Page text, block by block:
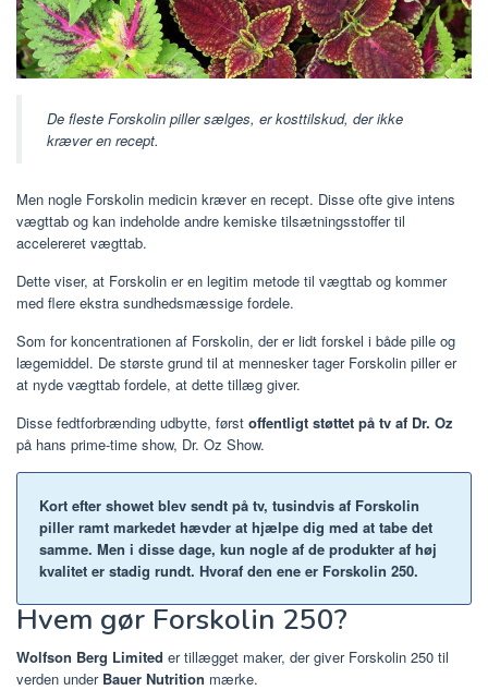
De fleste Forskolin piller sælges, er kosttilskud, der ikke
kræver en recept.
Men nogle Forskolin medicin kræver en recept. Disse ofte give intens
vægttab og kan indeholde andre kemiske tilsætningsstoffer til
accelereret vægttab.
Dette viser, at Forskolin er en legitim metode til vægttab og kommer
med flere ekstra sundhedsmæssige fordele.
Som for koncentrationen af ​​Forskolin, der er lidt forskel i både pille og
lægemiddel. De største grund til at mennesker tager Forskolin piller er
at nyde vægttab fordele, at dette tillæg giver.
Disse fedtforbrænding udbytte, først offentligt støttet på tv af Dr. Oz
på hans prime-time show, Dr. Oz Show.
Kort efter showet blev sendt på tv, tusindvis af Forskolin
piller ramt markedet hævder at hjælpe dig med at tabe det
samme. Men i disse dage, kun nogle af de produkter af høj
kvalitet er stadig rundt. Hvoraf den ene er Forskolin 250.
Hvem gør Forskolin 250?
Wolfson Berg Limited er tillægget maker, der giver Forskolin 250 til
verden under Bauer Nutrition mærke.